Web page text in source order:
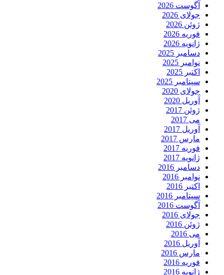
آگوست 2026
جولای 2026
ژوئن 2026
فوریه 2026
ژانویه 2026
دسامبر 2025
نوامبر 2025
اکتبر 2025
سپتامبر 2025
جولای 2020
آوریل 2020
ژوئن 2017
می 2017
آوریل 2017
مارس 2017
فوریه 2017
ژانویه 2017
دسامبر 2016
نوامبر 2016
اکتبر 2016
سپتامبر 2016
آگوست 2016
جولای 2016
ژوئن 2016
می 2016
آوریل 2016
مارس 2016
فوریه 2016
ژانویه 2016